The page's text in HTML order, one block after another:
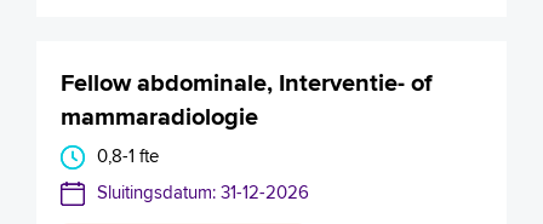
Fellow abdominale, Interventie- of
mammaradiologie
0,8-1 fte
Sluitingsdatum: 31-12-2026